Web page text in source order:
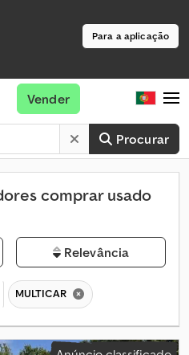
Para a aplicação
Procurar
Vender
comprar usado
Relevância
MULTICAR